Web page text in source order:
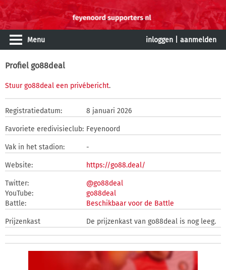
Menu inloggen aanmelden
Profiel go88deal
Stuur go88deal een privébericht.
Registratiedatum: 8 januari 2026
Favoriete eredivisieclub: Feyenoord
Vak in het stadion: -
Website: https://go88.deal/
Twitter:
@go88deal
YouTube:
go88deal
Battle:
Beschikbaar voor de Battle
Prijzenkast De prijzenkast van go88deal is nog leeg.